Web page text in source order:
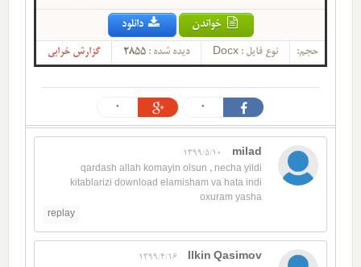
خواندن دانلود
حجم: نوع فایل : Docx دیده شده : 2855 گزارش خرابی
0
0
milad
1399/5/10
qardash allah komayin olsun , necha yildi
kitablarizi download elamisham va hata indi
oxuram yasha
replay
Ilkin Qasimov
1399/4/16